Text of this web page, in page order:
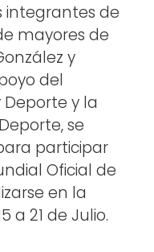
integrantes de
mayores de
y
del
Deporte y la
se
participar
Oficial de
en la
a 21 de Julio.